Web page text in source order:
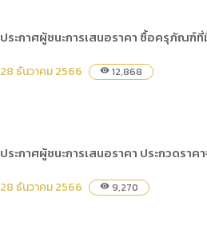
ประกาศผู้ชนะการเสนอราคา ซื้อครุภัณฑ์
28 ธันวาคม 2566 visibility 12,868
ประกาศผู้ชนะการเสนอราคา ประกวดร
28 ธันวาคม 2566 visibility 9,270